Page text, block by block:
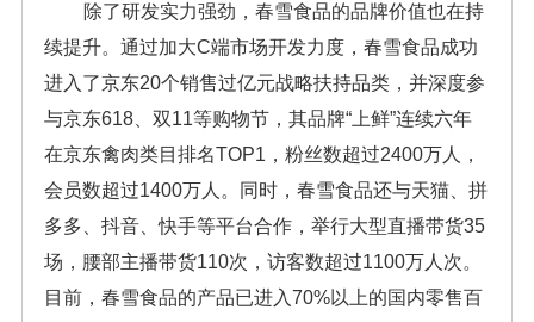
除了研发实力强劲，春雪食品的品牌价值也在持
续提升。通过加大C端市场开发力度，春雪食品成功
进入了京东20个销售过亿元战略扶持品类，并深度参
与京东618、双11等购物节，其品牌“上鲜”连续六年
在京东禽肉类目排名TOP1，粉丝数超过2400万人，
会员数超过1400万人。同时，春雪食品还与天猫、拼
多多、抖音、快手等平台合作，举行大型直播带货35
场，腰部主播带货110次，访客数超过1100万人次。
目前，春雪食品的产品已进入70%以上的国内零售百